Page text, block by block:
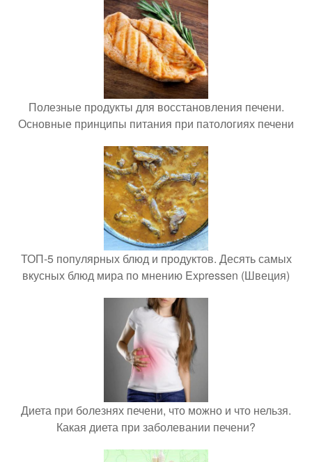
Полезные продукты для восстановления печени.
Основные принципы питания при патологиях печени
ТОП-5 популярных блюд и продуктов. Десять самых
вкусных блюд мира по мнению Expressen (Швеция)
Диета при болезнях печени, что можно и что нельзя.
Какая диета при заболевании печени?